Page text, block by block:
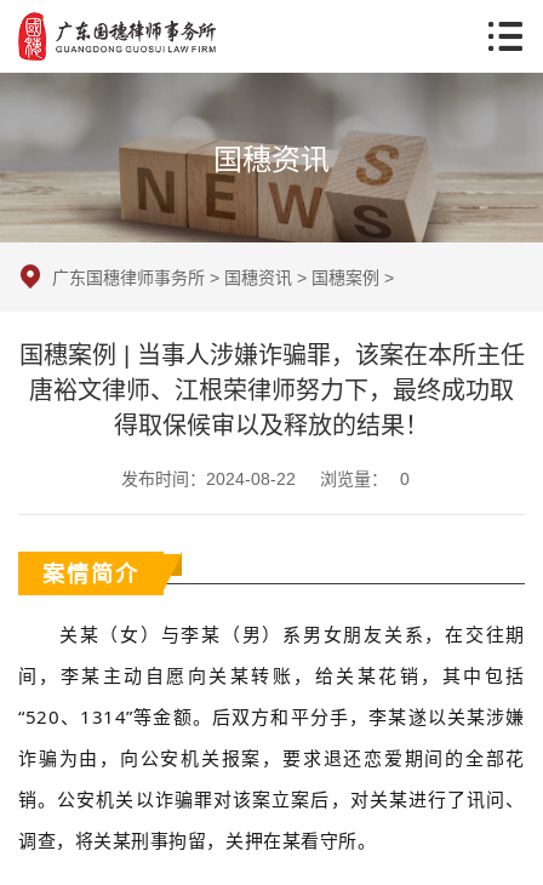
国穗资讯
广东国穗律师事务所 > 国穗资讯 > 国穗案例 >
国穗案例 | 当事人涉嫌诈骗罪，该案在本所主任
唐裕文律师、江根荣律师努力下，最终成功取
得取保候审以及释放的结果！
发布时间：2024-08-22 浏览量： 0
案情简介
关某（女）与李某（男）系男女朋友关系，在交往期
间，李某主动自愿向关某转账，给关某花销，其中包括
“520、1314”等金额。后双方和平分手，李某遂以关某涉嫌
诈骗为由，向公安机关报案，要求退还恋爱期间的全部花
销。公安机关以诈骗罪对该案立案后，对关某进行了讯问、
调查，将关某刑事拘留，关押在某看守所。